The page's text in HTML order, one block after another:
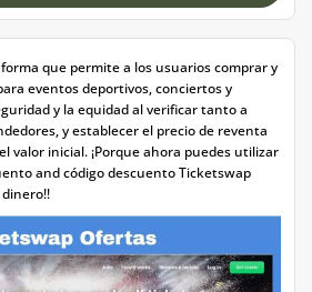
que permite a los usuarios comprar y
eventos deportivos, conciertos y
y la equidad al verificar tanto a
y establecer el precio de reventa
valor inicial. ¡Porque ahora puedes utilizar
and código descuento Ticketswap